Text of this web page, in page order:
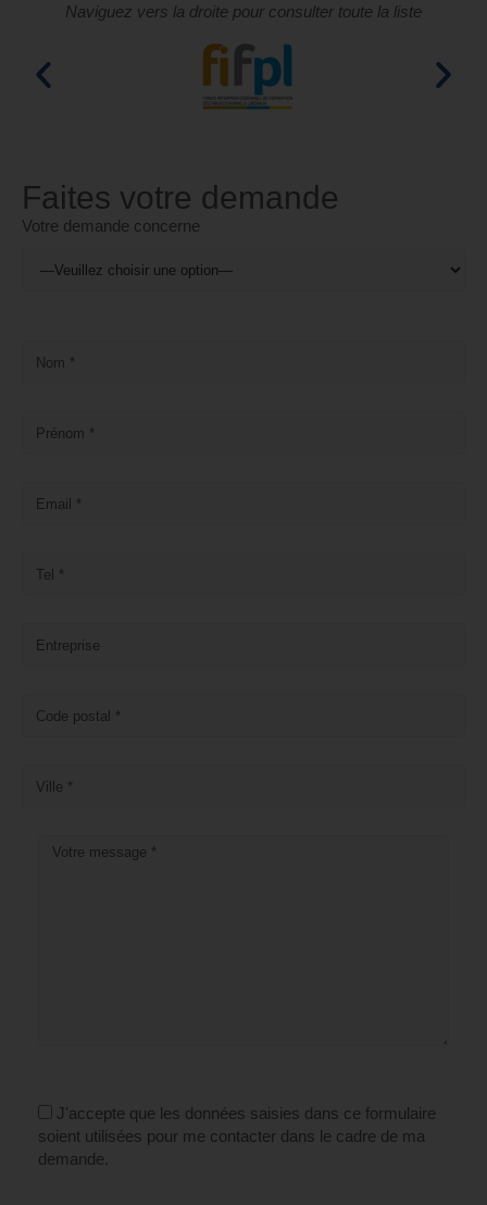
Naviguez vers la droite pour consulter toute la liste
Faites votre demande
Votre demande concerne
J'accepte que les données saisies dans ce formulaire
soient utilisées pour me contacter dans le cadre de ma
demande.